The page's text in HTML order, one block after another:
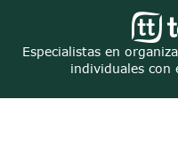
Especialistas en
individuales con